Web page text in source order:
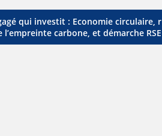
qui investit : Economie circulaire, r
carbone, et démarche RSE